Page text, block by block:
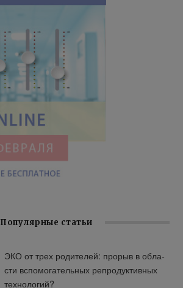
Популярные статьи
ЭКО от трех ро­ди­те­лей: про­рыв в об­ла­
сти вспо­мо­га­тель­ных ре­про­дук­тив­ных
тех­но­ло­гий?